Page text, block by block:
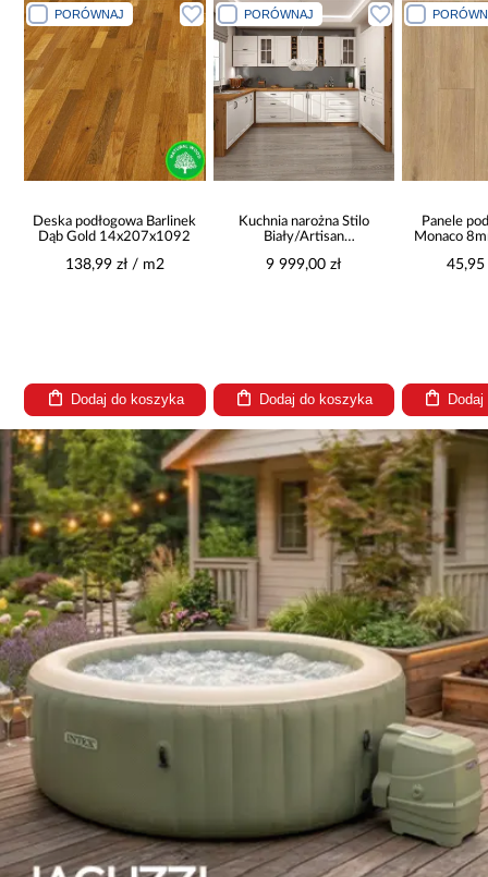
PORÓWNAJ
Deska podłogowa Barlinek
Dąb Gold 14x207x1092
138,99 zł / m2
Dodaj do koszyka
PORÓWNAJ
Kuchnia narożna Stilo
Biały/Artisan
9 999,00 zł
Dodaj do koszyka
Panele
Monaco
45,95